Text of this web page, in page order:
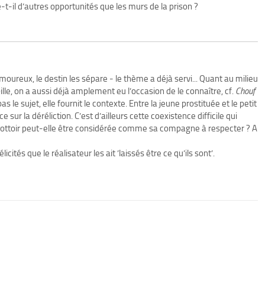
il d’autres opportunités que les murs de la prison ?
le destin les sépare - le thème a déjà servi... Quant au milieu
on a aussi déjà amplement eu l’occasion de le connaître, cf. Chouf
le sujet, elle fournit le contexte. Entre la jeune prostituée et le petit
sur la déréliction. C’est d’ailleurs cette coexistence difficile qui
peut-elle être considérée comme sa compagne à respecter ? A
que le réalisateur les ait ’laissés être ce qu’ils sont’.